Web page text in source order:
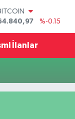
%-0.15
47,7436
%0.38
ALTIN
İlanlar